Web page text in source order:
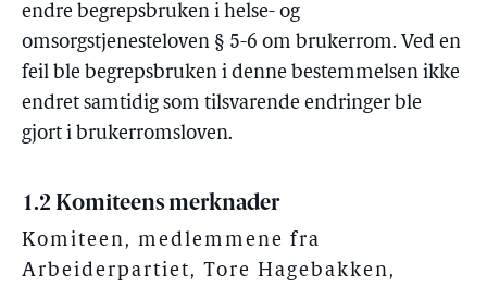
endre begrepsbruken i helse- og
omsorgstjenesteloven § 5-6 om brukerrom. Ved en
feil ble begrepsbruken i denne bestemmelsen ikke
endret samtidig som tilsvarende endringer ble
gjort i brukerromsloven.
1.2 Komiteens merknader
Komiteen, medlemmene fra
Arbeiderpartiet, Tore Hagebakken,